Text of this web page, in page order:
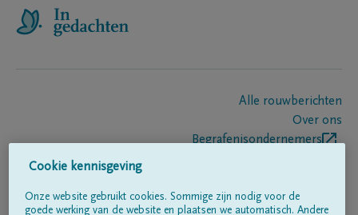
Alle rouwberichten
Over ons
Begrafenisondernemers
Cookie kennisgeving
Onze website gebruikt cookies. Sommige zijn nodig voor de
goede werking van de website en plaatsen we automatisch. Andere